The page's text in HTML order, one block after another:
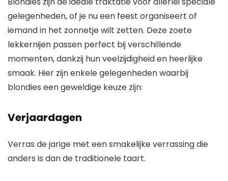
gelegenheden, of je nu een feest organiseert of
iemand in het zonnetje wilt zetten. Deze zoete
lekkernijen passen perfect bij verschillende
momenten, dankzij hun veelzijdigheid en heerlijke
smaak. Hier zijn enkele gelegenheden waarbij
blondies een geweldige keuze zijn:
Verjaardagen
Verras de jarige met een smakelijke verrassing die
anders is dan de traditionele taart.